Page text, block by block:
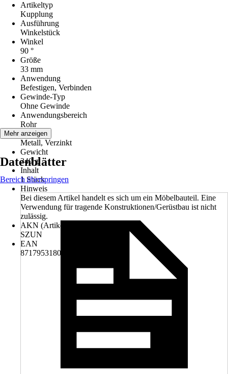
Artikeltyp
Kupplung
Ausführung
Winkelstück
Winkel
90 °
Größe
33 mm
Anwendung
Befestigen, Verbinden
Gewinde-Typ
Ohne Gewinde
Anwendungsbereich
Rohr
Material
Metall, Verzinkt
Gewicht
340 g
Inhalt
1 Stück
Hinweis
Bei diesem Artikel handelt es sich um ein Möbelbauteil. Eine
Verwendung für tragende Konstruktionen/Gerüstbau ist nicht
zulässig.
AKN (Artikelkurznummer)
SZUN
EAN
8717953180452
Mehr anzeigen
Datenblätter
Bereich überspringen